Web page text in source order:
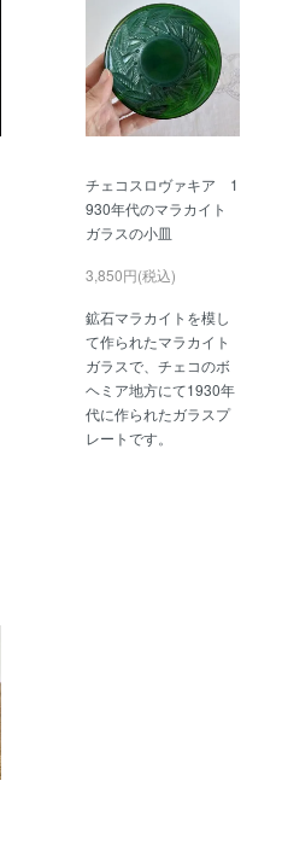
チェコスロヴァキア 1
930年代のマラカイト
ガラスの小皿
3,850円(税込)
鉱石マラカイトを模し
て作られたマラカイト
ガラスで、チェコのボ
ヘミア地方にて1930年
代に作られたガラスプ
レートです。